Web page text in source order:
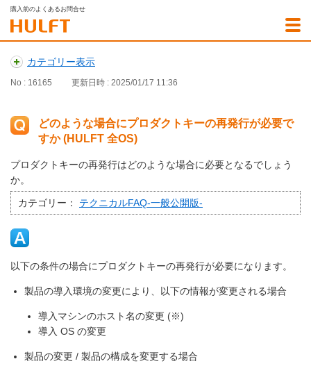
購入前のよくあるお問合せ
カテゴリー表示
No : 16165 更新日時 : 2025/01/17 11:36
どのような場合にプロダクトキーの再発行が必要で
すか (HULFT 全OS)
プロダクトキーの再発行はどのような場合に必要となるでしょう
か。
カテゴリー： テクニカルFAQ-一般公開版-
以下の条件の場合にプロダクトキーの再発行が必要になります。
製品の導入環境の変更により、以下の情報が変更される場合
導入マシンのホスト名の変更 (※)
導入 OS の変更
製品の変更 / 製品の構成を変更する場合